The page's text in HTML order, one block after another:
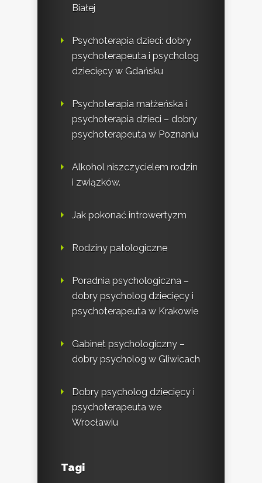
Białej
Psychoterapia dzieci: dobry
psychoterapeuta i psycholog
dziecięcy w Gdańsku
Psychoterapia małżeńska i
psychoterapia dzieci – dobry
psychoterapeuta w Poznaniu
Alkohol niszczycielem rodzin
i związków.
Jak pokonać introwertyzm
Rodziny patologiczne
Poradnia psychologiczna –
dobry psycholog dziecięcy i
psychoterapeuta w Krakowie
Gabinet psychologiczny –
dobry psycholog w Gliwicach
Dobry psycholog dziecięcy i
psychoterapeuta we
Wrocławiu
Tagi